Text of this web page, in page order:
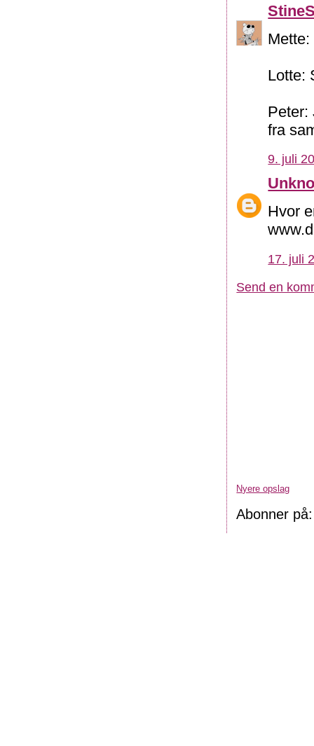
Mette:
Lotte:
Peter:
fra
9. juli
Hvor
17. juli
Send en
Nyere opslag
Abonner